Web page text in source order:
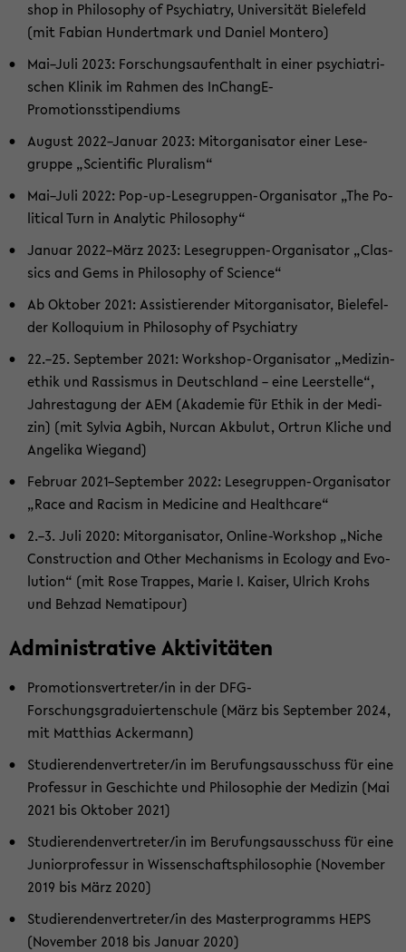
shop in Phi­lo­so­phy of Psych­ia­try, Uni­ver­si­tät Bie­le­feld
(mit Fa­bi­an Hun­dert­mark und Da­ni­el Mon­te­ro)
Mai–Juli 2023: For­schungs­auf­ent­halt in einer psych­ia­tri­
schen Kli­nik im Rah­men des InChangE-​
Promotionsstipendiums
Au­gust 2022–Ja­nu­ar 2023: Mit­or­ga­ni­sa­tor einer Le­se­
grup­pe „Sci­en­ti­fic Plu­ra­lism“
Mai–Juli 2022: Pop-​up-Lesegruppen-Organisator „The Po­
li­ti­cal Turn in Ana­ly­tic Phi­lo­so­phy“
Ja­nu­ar 2022–März 2023: Lesegruppen-​Organisator „Clas­
sics and Gems in Phi­lo­so­phy of Sci­ence“
Ab Ok­to­ber 2021: As­sis­tie­ren­der Mit­or­ga­ni­sa­tor, Bie­le­fel­
der Kol­lo­qui­um in Phi­lo­so­phy of Psych­ia­try
22.–25. Sep­tem­ber 2021: Workshop-​Organisator „Me­di­zi­n­
ethik und Ras­sis­mus in Deutsch­land – eine Leer­stel­le“,
Jah­res­ta­gung der AEM (Aka­de­mie für Ethik in der Me­di­
zin) (mit Syl­via Agbih, Nurcan Ak­bu­lut, Or­trun Kli­che und
An­ge­li­ka Wie­gand)
Fe­bru­ar 2021–Sep­tem­ber 2022: Lesegruppen-​Organisator
„Race and Ra­cism in Me­di­ci­ne and Health­ca­re“
2.–3. Juli 2020: Mit­or­ga­ni­sa­tor, Online-​Workshop „Niche
Con­st­ruc­tion and Other Me­cha­nisms in Eco­lo­gy and Evo­
lu­ti­on“ (mit Rose Trap­pes, Marie I. Kai­ser, Ul­rich Krohs
und Behzad Ne­ma­ti­pour)
Ad­mi­nis­tra­ti­ve Ak­ti­vi­tä­ten
Pro­mo­ti­ons­ver­tre­ter/in in der DFG-​
Forschungsgraduiertenschule (März bis Sep­tem­ber 2024,
mit Mat­thi­as Acker­mann)
Stu­die­ren­den­ver­tre­ter/in im Be­ru­fungs­aus­schuss für eine
Pro­fes­sur in Ge­schich­te und Phi­lo­so­phie der Me­di­zin (Mai
2021 bis Ok­to­ber 2021)
Stu­die­ren­den­ver­tre­ter/in im Be­ru­fungs­aus­schuss für eine
Ju­ni­or­pro­fes­sur in Wis­sen­schafts­phi­lo­so­phie (No­vem­ber
2019 bis März 2020)
Stu­die­ren­den­ver­tre­ter/in des Mas­ter­pro­gramms HEPS
(No­vem­ber 2018 bis Ja­nu­ar 2020)